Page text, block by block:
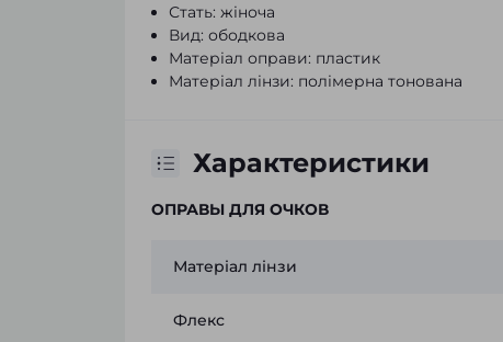
Стать: жіноча
Вид: ободкова
Матеріал оправи: пластик
Матеріал лінзи: полімерна тонована
Характеристики
ОПРАВЫ ДЛЯ ОЧКОВ
Матеріал лінзи
Флекс